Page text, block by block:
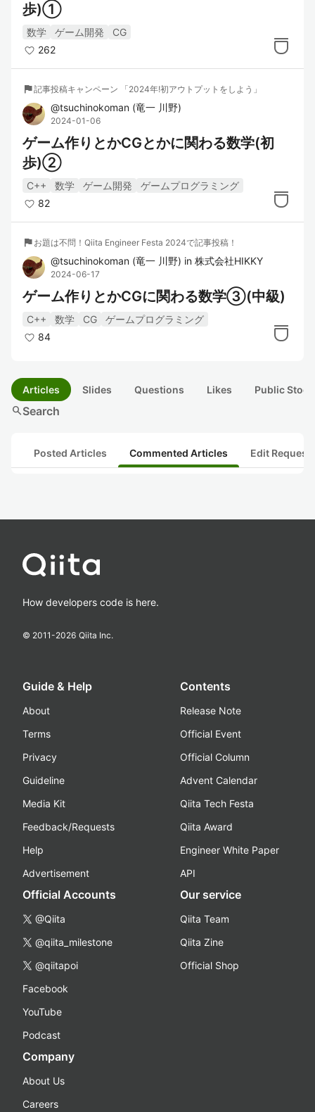
歩)①
数学 ゲーム開発
CG
262
flag記事投稿キャンペーン 「2024年!初アウトプットをしよう」
@tsuchinokoman (竜一 川野)
2024-01-06
ゲーム作りとかCGとかに関わる数学(初
歩)②
C++ 数学 ゲーム開発
ゲームプログラミング
82
flag お題は不問！Qiita Engineer Festa 2024で記事投稿！
@tsuchinokoman (竜一 川野) in 株式会社HIKKY
2024-06-17
ゲーム作りとかCGに関わる数学③(中級)
C++ 数学 CG
ゲームプログラミング
84
Articles Slides Questions Likes Public
searchSearch
Posted Articles Commented Articles Edit
How developers code is here.
© 2011-2026 Qiita Inc.
Guide & Help
About
Terms
Privacy
Guideline
Media Kit
Feedback/Requests
Help
Advertisement
Contents
Release Note
Official Event
Official Column
Advent Calendar
Qiita Tech Festa
Qiita Award
Engineer White Paper
API
Official Accounts
@Qiita
@qiita_milestone
@qiitapoi
Facebook
YouTube
Podcast
Our service
Qiita Team
Qiita Zine
Official Shop
Company
About Us
Careers